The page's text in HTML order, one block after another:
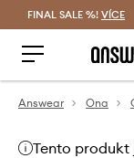
FINAL SALE %! VÍCE
Answear Ona
Tento produkt